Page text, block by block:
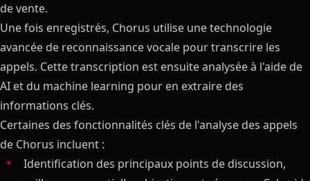
de vente.
Une fois enregistrés, Chorus utilise une technologie
avancée de reconnaissance vocale pour transcrire les
appels. Cette transcription est ensuite analysée à l'aide de
AI et du machine learning pour en extraire des
informations clés.
Certaines des fonctionnalités clés de l'analyse des appels
de Chorus incluent :
Identification des principaux points de discussion,